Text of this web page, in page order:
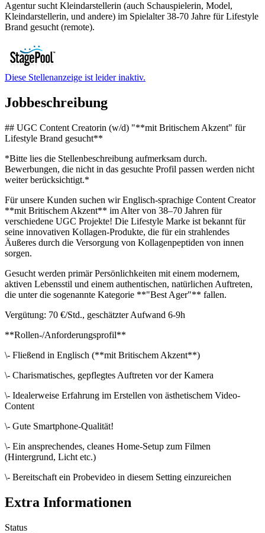
Agentur sucht Kleindarstellerin (auch Schauspielerin, Model,
Kleindarstellerin, und andere) im Spielalter 38-70 Jahre für Lifestyle
Brand gesucht (remote).
Diese Stellenanzeige ist leider inaktiv.
Jobbeschreibung
## UGC Content Creatorin (w/d) "**mit Britischem Akzent" für
Lifestyle Brand gesucht**
*Bitte lies die Stellenbeschreibung aufmerksam durch.
Bewerbungen, die nicht in das gesuchte Profil passen werden nicht
weiter berücksichtigt.*
Für unsere Kunden suchen wir Englisch-sprachige Content Creator
**mit Britischem Akzent** im Alter von 38–70 Jahren für
verschiedene UGC Projekte! Die Lifestyle Marke ist bekannt für
seine innovativen Kollagen-Produkte, die für ein strahlendes
Äußeres durch die Versorgung von Kollagenpeptiden von innen
sorgen.
Gesucht werden primär Persönlichkeiten mit einem modernem,
aktiven Lebensstil und einem authentischen, natürlichen Auftreten,
die unter die sogenannte Kategorie **"Best Ager"** fallen.
Vergütung: 70 €/Std., geschätzter Aufwand 6-9h
**Rollen-/Anforderungsprofil**
\- Fließend in Englisch (**mit Britischem Akzent**)
\- Charismatisches, gepflegtes Auftreten vor der Kamera
\- Idealerweise Erfahrung im Erstellen von ästhetischem Video-
Content
\- Gute Smartphone-Qualität!
\- Ein ansprechendes, cleanes Home-Setup zum Filmen
(Hintergrund, Licht etc.)
\- Bereitschaft ein Probevideo in diesem Setting einzureichen
Extra Informationen
Status